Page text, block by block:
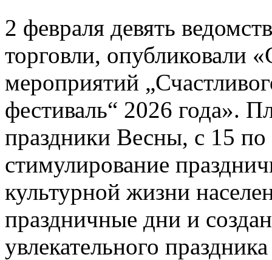
2 февраля девять
торговли, опубликовали
мероприятий
фестиваль“ 2026 года».
праздники Весны, с 15 по
стимулирование
культурной жизни
праздничные дни и
увлекательного